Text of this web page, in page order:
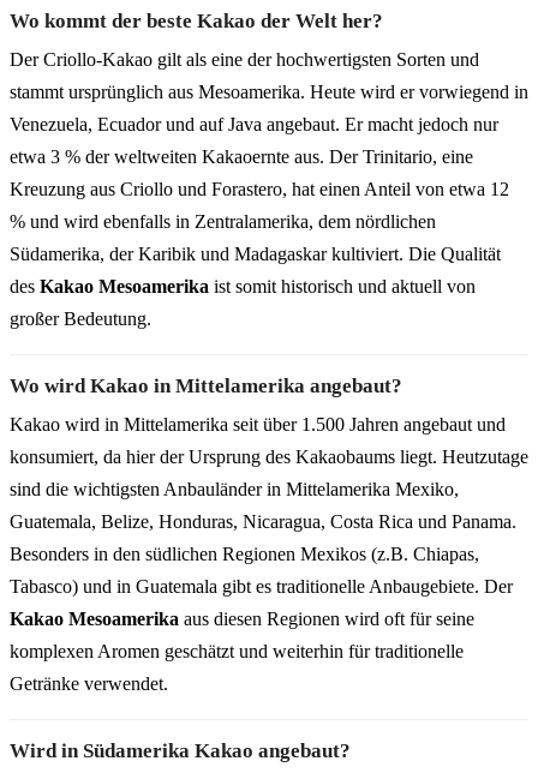
Wo kommt der beste Kakao der Welt her?
Der Criollo-Kakao gilt als eine der hochwertigsten Sorten und
stammt ursprünglich aus Mesoamerika. Heute wird er vorwiegend in
Venezuela, Ecuador und auf Java angebaut. Er macht jedoch nur
etwa 3 % der weltweiten Kakaoernte aus. Der Trinitario, eine
Kreuzung aus Criollo und Forastero, hat einen Anteil von etwa 12
% und wird ebenfalls in Zentralamerika, dem nördlichen
Südamerika, der Karibik und Madagaskar kultiviert. Die Qualität
des Kakao Mesoamerika ist somit historisch und aktuell von
großer Bedeutung.
Wo wird Kakao in Mittelamerika angebaut?
Kakao wird in Mittelamerika seit über 1.500 Jahren angebaut und
konsumiert, da hier der Ursprung des Kakaobaums liegt. Heutzutage
sind die wichtigsten Anbauländer in Mittelamerika Mexiko,
Guatemala, Belize, Honduras, Nicaragua, Costa Rica und Panama.
Besonders in den südlichen Regionen Mexikos (z.B. Chiapas,
Tabasco) und in Guatemala gibt es traditionelle Anbaugebiete. Der
Kakao Mesoamerika aus diesen Regionen wird oft für seine
komplexen Aromen geschätzt und weiterhin für traditionelle
Getränke verwendet.
Wird in Südamerika Kakao angebaut?